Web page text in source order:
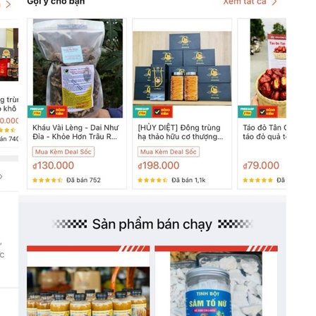
gia
hóa,
50 năm Việt Nam gia
nhập UNESCO: Khơi
nguồn nội lực văn hóa,
định hình vị thế kiến
tạo | Kỳ 3: Hội nhập
quốc tế bằng bản lĩnh
50 năm Việt
nhập
nguồn nội lực
định hình vị
hòa bình thể
quyết định